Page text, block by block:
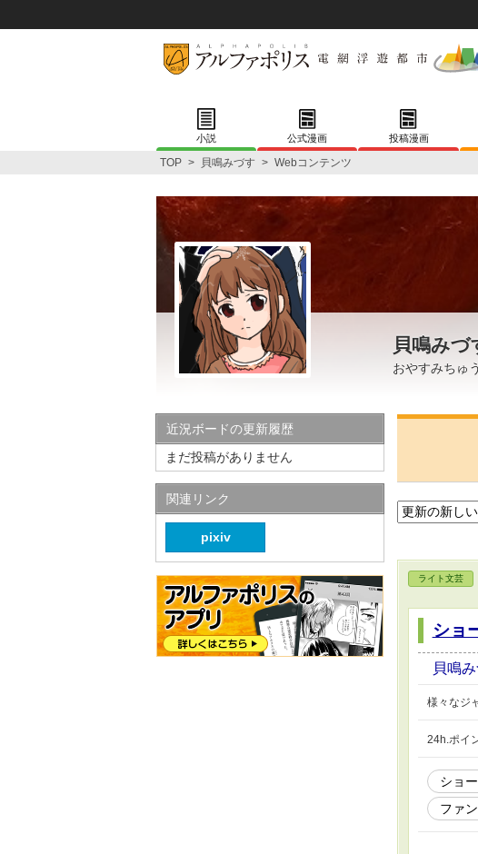
小説 公式漫画 投稿漫画
TOP > 貝鳴みづす > Webコンテンツ
貝鳴みづ
おやすみちゅ
ライト文芸
ショ
貝鳴
様々なジ
24h.ポイ
ショ
ファ
近況ボードの更新履歴
まだ投稿がありません
関連リンク
pixiv